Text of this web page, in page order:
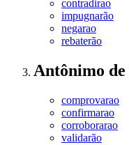
contradirao
impugnarão
negarao
rebaterão
Antônimo de
comprovarao
confirmarao
corroborarao
validarão